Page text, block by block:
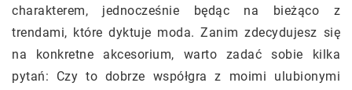
charakterem, jednocześnie będąc na bieżąco z
trendami, które dyktuje moda. Zanim zdecydujesz się
na konkretne akcesorium, warto zadać sobie kilka
pytań: Czy to dobrze współgra z moimi ulubionymi